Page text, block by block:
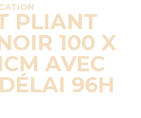
PLIANT
100 X
AVEC
96H